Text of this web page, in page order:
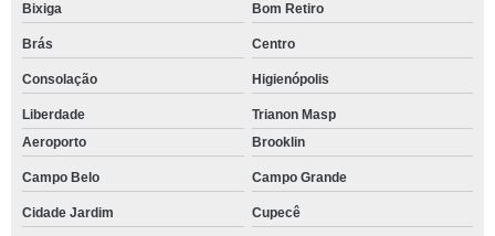
Bixiga Bom Retiro
Brás Centro
Consolação Higienópolis
Liberdade
Trianon Masp
Aeroporto
Brooklin
Campo Belo Campo Grande
Cidade Jardim Cupecê